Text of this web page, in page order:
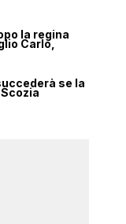
la regina
Carlo,
se la